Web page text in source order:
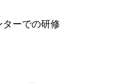
ーでの研修